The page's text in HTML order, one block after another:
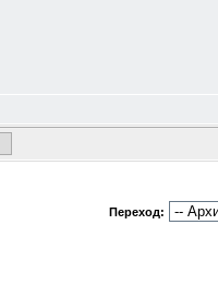
Переход: